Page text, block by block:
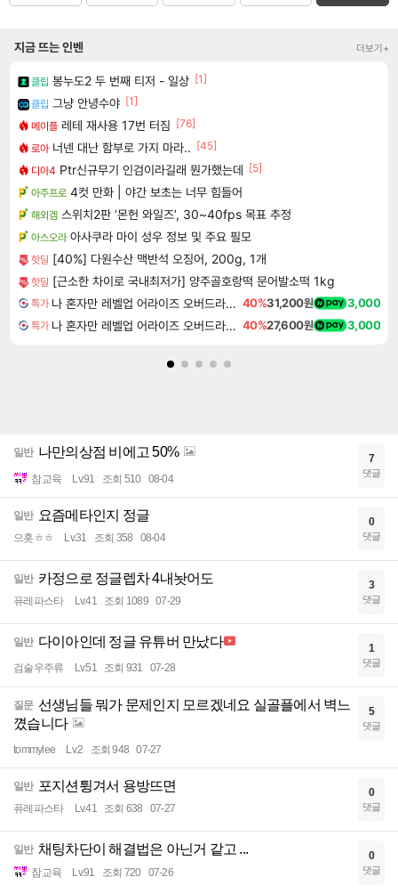
지금 뜨는 인벤 더보기+
클립 봉누도2 두 번째 티저 - 일상 [1]
클립 그냥 안녕수야 [1]
메이플 레테 재사용 17번 터짐 [76]
로아 너넨 대난 함부로 가지 마라.. [45]
디아4 Ptr신규무기 인검이라길래 뭔가했는데 [5]
아주프로 4컷 만화 | 야간 보초는 너무 힘들어
해외겜 스위치2판 ‘몬헌 와일즈’, 30~40fps 목표 추정
아스오라 아사쿠라 마이 성우 정보 및 주요 필모
핫딜 [40%] 다원수산 맥반석 오징어, 200g, 1개
핫딜 [근소한 차이로 국내최저가] 양주골호랑떡 문어발소떡 1kg
특가 나 혼자만 레벨업 어라이즈 오버드라이브 디럭스 에디션 Solo Leveling Arise Overdrive Deluxe Edition 40%31,200원 3,000
특가 나 혼자만 레벨업 어라이즈 오버드라이브 Solo Leveling Arise 40%27,600원 3,000
일반 나만의상점 비에고 50%
참교육 Lv.91 조회 510 08-04
7
댓글
일반 요즘메타인지 정글
으흣ㅎㅎ Lv.31 조회 358 08-04
0
댓글
일반 카정으로 정글렙차 4내놧어도
퓨레파스타 Lv.41 조회 1089 07-29
3
댓글
일반 다이아인데 정글 유튜버 만났다
검술우주류 Lv.51 조회 931 07-28
1
댓글
질문 선생님들 뭐가 문제인지 모르겠네요 실골플에서 벽느
꼈습니다
tommylee Lv.2 조회 948 07-27
5
댓글
일반 포지션튕겨서 용방뜨면
퓨레파스타 Lv.41 조회 638 07-27
0
댓글
일반 채팅차단이 해결법은 아닌거 같고 ...
참교육 Lv.91 조회 720 07-26
0
댓글